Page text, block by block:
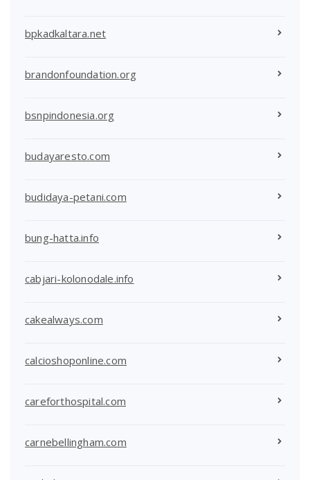
bpkadkaltara.net
brandonfoundation.org
bsnpindonesia.org
budayaresto.com
budidaya-petani.com
bung-hatta.info
cabjari-kolonodale.info
cakealways.com
calcioshoponline.com
careforthospital.com
carnebellingham.com